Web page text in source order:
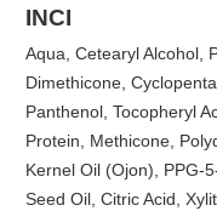
INCI
Aqua, Cetearyl Alcohol,
Dimethicone,
Panthenol, Tocopheryl
Protein, Methicone,
Kernel Oil (Ojon), PPG-
Seed Oil, Citric Acid,